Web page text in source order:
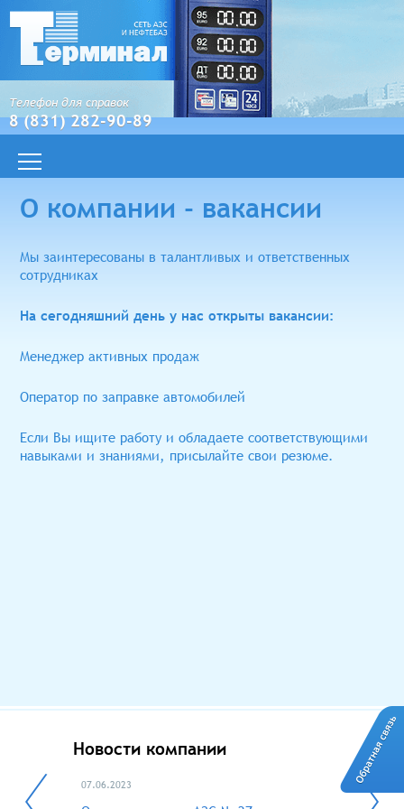
Телефон для справок
8 (831) 282-90-89
О компании - вакансии
Мы заинтересованы в талантливых и ответственных
сотрудниках
На сегодняшний день у нас открыты вакансии:
Менеджер активных продаж
Оператор по заправке автомобилей
Если Вы ищите работу и обладаете соответствующими
навыками и знаниями, присылайте свои резюме.
Новости компании
07.06.2023 02.12.2022